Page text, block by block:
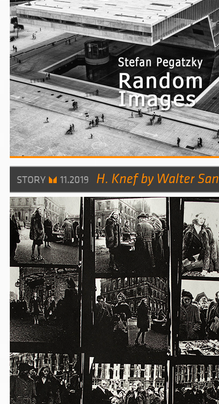
STORY 11.2019 H. Knef by Walter